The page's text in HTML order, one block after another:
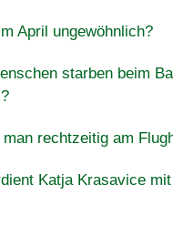
April ungewöhnlich?
starben beim
rechtzeitig am
Katja Krasavice